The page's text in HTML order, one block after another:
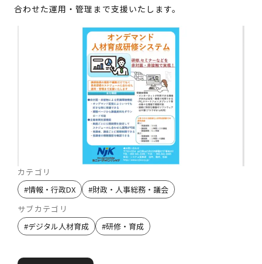
合わせた運用・管理まで支援いたします。
カテゴリ
#情報・行政DX #財政・人事総務・議会
サブカテゴリ
#デジタル人材育成 #研修・育成